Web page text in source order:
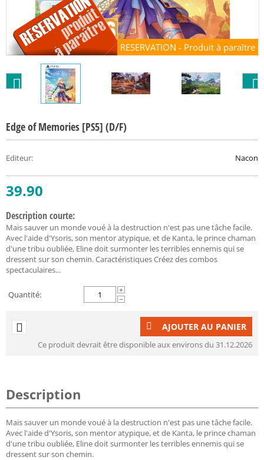
RESERVATION - Produit à paraître
Edge of Memories [PS5] (D/F)
Editeur: Nacon
39.90
Description courte:
Mais sauver un monde voué à la destruction n'est pas une tâche facile.
Avec l'aide d'Ysoris, son mentor atypique, et de Kanta, le prince chaman
d'une tribu oubliée, Eline doit surmonter les terribles ennemis qui se
dressent sur son chemin. Caractéristiques Créez des combos
spectaculaires...
Quantité:
+
−
AJOUTER AU PANIER
Ce produit devrait être disponible aux environs du 31.12.2026
Description
Mais sauver un monde voué à la destruction n'est pas une tâche facile.
Avec l'aide d'Ysoris, son mentor atypique, et de Kanta, le prince chaman
d'une tribu oubliée, Eline doit surmonter les terribles ennemis qui se
dressent sur son chemin.